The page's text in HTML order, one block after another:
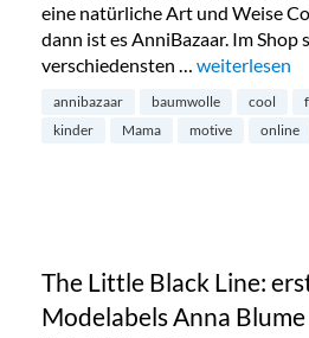
eine natürliche Art und Weise
dann ist es AnniBazaar. Im
verschiedensten … weiterlesen
annibazaar baumwolle cool
kinder
Mama motive online
The Little Black Line:
Modelabels Anna Blume